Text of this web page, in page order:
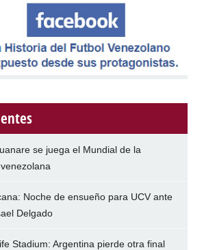
se juega el Mundial de la
Noche de ensueño para UCV ante
Delgado
Stadium: Argentina pierde otra final